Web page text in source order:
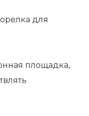
для
площадка,